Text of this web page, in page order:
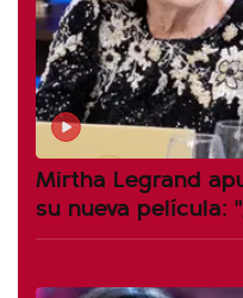
Mirtha Legrand
su nueva película: